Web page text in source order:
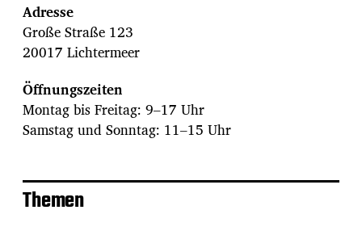
Adresse
Große Straße 123
20017 Lichtermeer
Öffnungszeiten
Montag bis Freitag: 9–17 Uhr
Samstag und Sonntag: 11–15 Uhr
Themen